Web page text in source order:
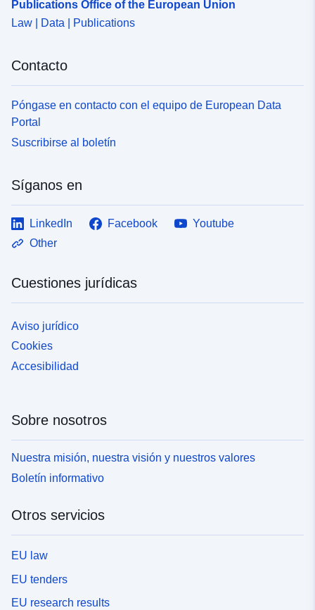
Publications Office of the European Union
Law | Data | Publications
Contacto
Póngase en contacto con el equipo de European Data
Portal
Suscribirse al boletín
Síganos en
LinkedIn Facebook
Youtube
Other
Cuestiones jurídicas
Aviso jurídico
Cookies
Accesibilidad
Sobre nosotros
Nuestra misión, nuestra visión y nuestros valores
Boletín informativo
Otros servicios
EU law
EU tenders
EU research results